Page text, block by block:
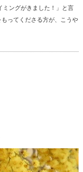
ミングがきました！」と言
ってくださる方が、こうや